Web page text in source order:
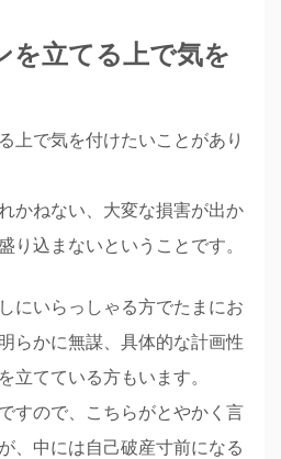
を立てる上で気を
上で気を付けたいことがあり
かねない、大変な損害が出か
り込まないということです。
にいらっしゃる方でたまにお
らかに無謀、具体的な計画性
立てている方もいます。
すので、こちらがとやかく言
、中には自己破産寸前になる